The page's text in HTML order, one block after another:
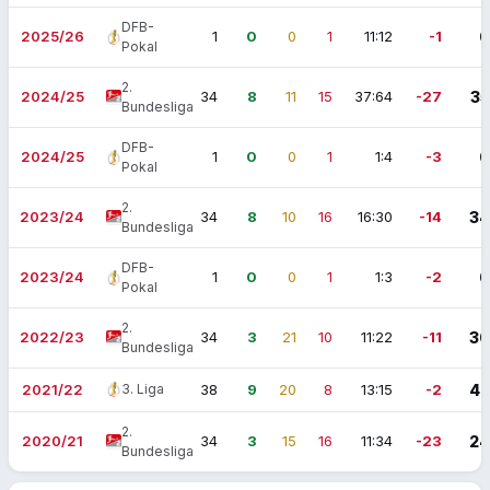
2025/26
DFB-
Pokal
1 0 0 1 11:12 -1 0
2024/25
2.
Bundesliga
34 8 11 15 37:64 -27 35
2024/25
DFB-
Pokal
1 0 0 1 1:4 -3 0
2023/24
2.
Bundesliga
34 8 10 16 16:30 -14 34
2023/24
DFB-
Pokal
1 0 0 1 1:3 -2 0
2022/23
2.
Bundesliga
34 3 21 10 11:22 -11 30
2021/22 3. Liga 38 9 20 8 13:15 -2 47
2020/21
2.
Bundesliga
34 3 15 16 11:34 -23 24